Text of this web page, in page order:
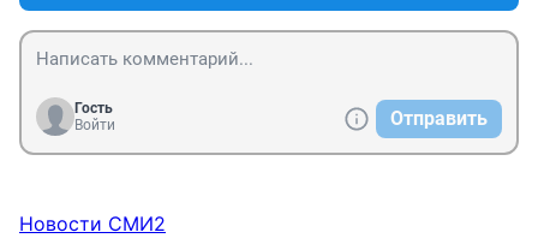
Гость
Войти
Отправить
Новости СМИ2